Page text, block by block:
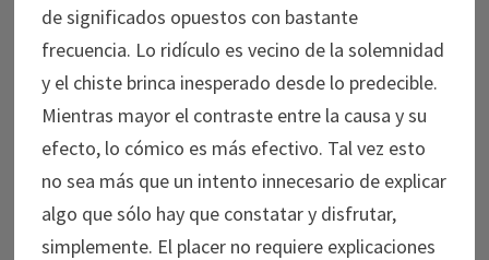
de significados opuestos con bastante
frecuencia. Lo ridículo es vecino de la solemnidad
y el chiste brinca inesperado desde lo predecible.
Mientras mayor el contraste entre la causa y su
efecto, lo cómico es más efectivo. Tal vez esto
no sea más que un intento innecesario de explicar
algo que sólo hay que constatar y disfrutar,
simplemente. El placer no requiere explicaciones